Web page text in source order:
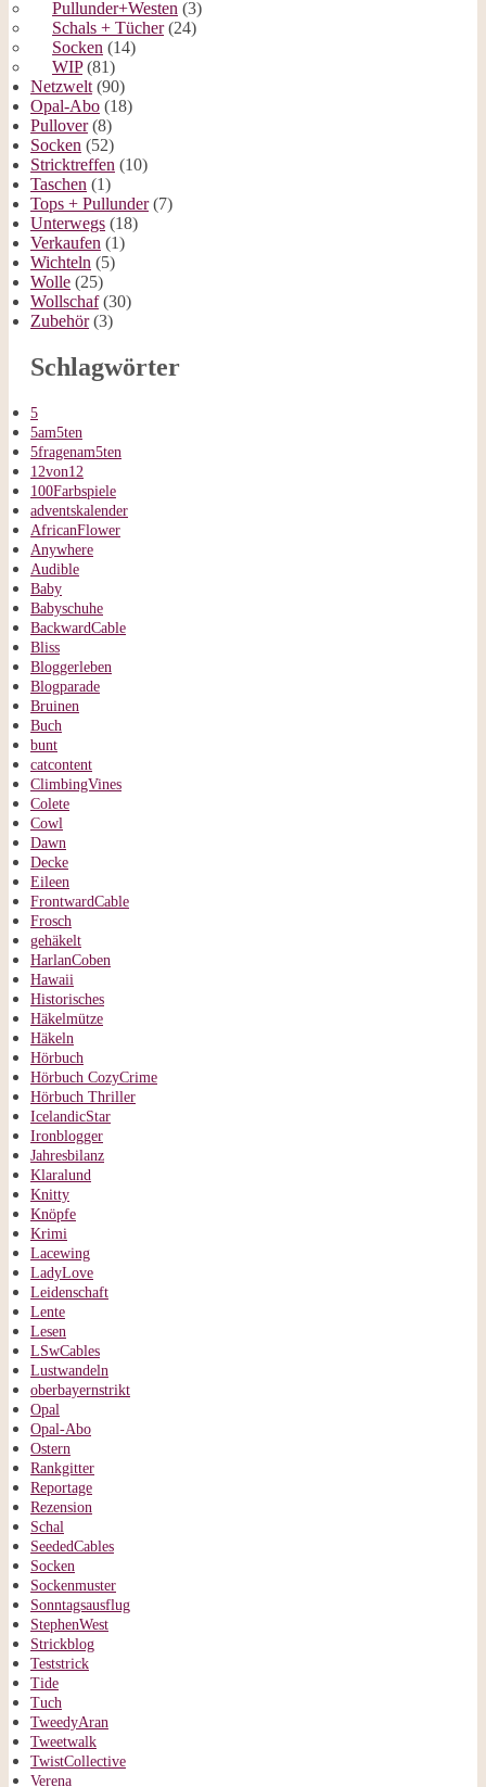
Pullunder+Westen (3)
Schals + Tücher(24)
Socken (14)
WIP(81)
Netzwelt (90)
Opal-Abo (18)
Pullover(8)
Socken (52)
Stricktreffen (10)
Taschen (1)
Tops + Pullunder(7)
Unterwegs (18)
Verkaufen (1)
Wichteln (5)
Wolle (25)
Wollschaf(30)
Zubehör(3)
Schlagwörter
5
5am5ten
5fragenam5ten
12von12
100Farbspiele
adventskalender
AfricanFlower
Anywhere
Audible
Baby
Babyschuhe
BackwardCable
Bliss
Bloggerleben
Blogparade
Bruinen
Buch
bunt
catcontent
ClimbingVines
Colete
Cowl
Dawn
Decke
Eileen
FrontwardCable
Frosch
gehäkelt
HarlanCoben
Hawaii
Historisches
Häkelmütze
Häkeln
Hörbuch
Hörbuch CozyCrime
Hörbuch Thriller
IcelandicStar
Ironblogger
Jahresbilanz
Klaralund
Knitty
Knöpfe
Krimi
Lacewing
LadyLove
Leidenschaft
Lente
Lesen
LSwCables
Lustwandeln
oberbayernstrikt
Opal
Opal-Abo
Ostern
Rankgitter
Reportage
Rezension
Schal
SeededCables
Socken
Sockenmuster
Sonntagsausflug
StephenWest
Strickblog
Teststrick
Tide
Tuch
TweedyAran
Tweetwalk
TwistCollective
Verena